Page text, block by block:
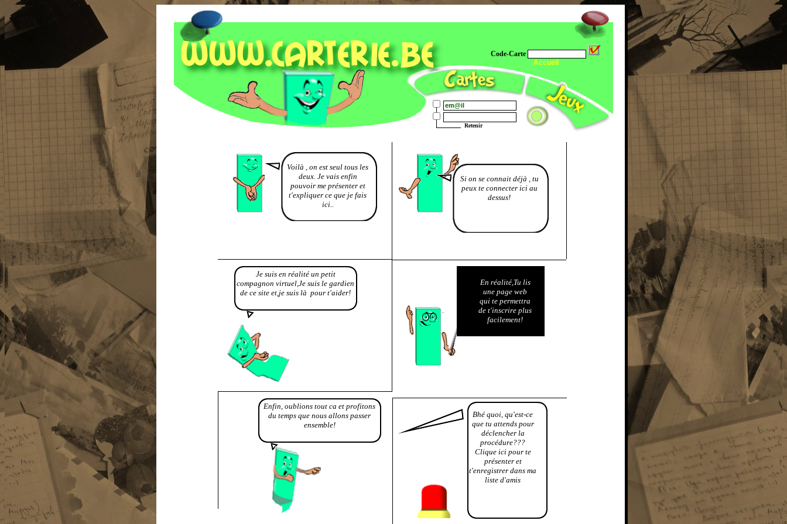
Code-Carte
Accueil
Retenir
Voilà , on est seul tous les
deux. Je vais enfin
pouvoir me présenter et
t'expliquer ce que je fais
ici..
Si on se connait déjà , tu
peux te connecter ici au
dessus!
Je suis en réalité un petit
compagnon virtuel,Je suis le gardien
de ce site et,je suis là pour t'aider!
En réalité,Tu lis
une page web
qui te permettra
de t'inscrire plus
facilement!
Enfin, oublions tout ca et profitons
du temps que nous allons passer
ensemble!
Bhé quoi, qu'est-ce
que tu attends pour
déclencher la
procédure???
Clique ici pour te
présenter et
t'enregistrer dans ma
liste d'amis